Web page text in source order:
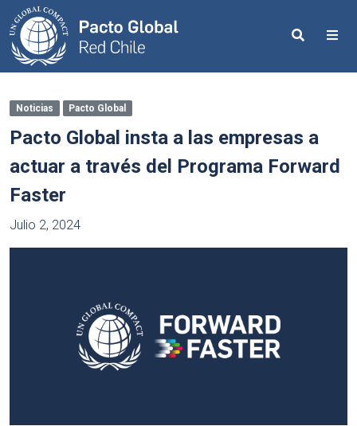
Search
Noticias Pacto Global
Pacto Global insta a las empresas a
actuar a través del Programa Forward
Faster
Julio 2, 2024